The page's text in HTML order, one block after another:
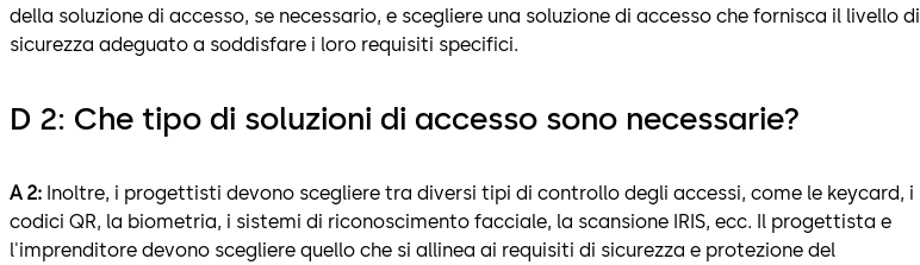
della soluzione di accesso, se necessario, e scegliere una soluzione di accesso che fornisca il livello di
sicurezza adeguato a soddisfare i loro requisiti specifici.
D 2: Che tipo di soluzioni di accesso sono necessarie?
A 2: Inoltre, i progettisti devono scegliere tra diversi tipi di controllo degli accessi, come le keycard, i
codici QR, la biometria, i sistemi di riconoscimento facciale, la scansione IRIS, ecc. Il progettista e
l'imprenditore devono scegliere quello che si allinea ai requisiti di sicurezza e protezione del